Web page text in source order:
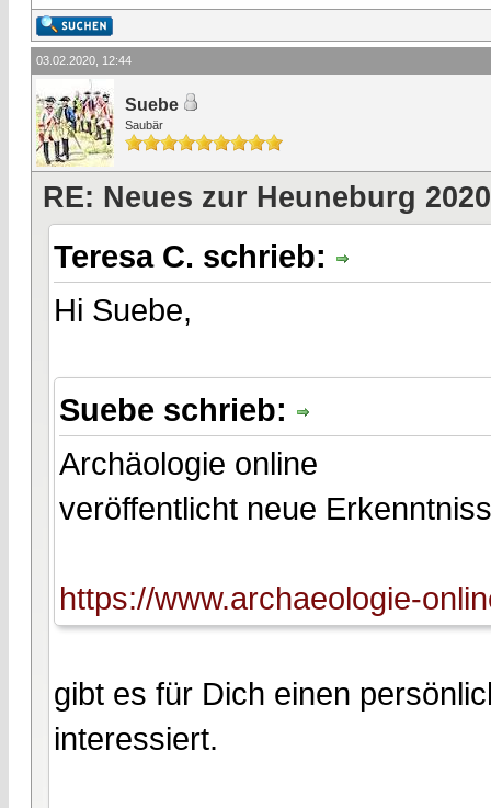
03.02.2020, 12:44
Suebe
Saubär
RE: Neues zur Heuneburg 2020
Teresa C. schrieb:
Hi Suebe,
Suebe schrieb:
Archäologie online
veröffentlicht neue
https://www.archaeologie-
gibt es für Dich einen
interessiert.